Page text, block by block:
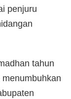
penjuru
tahun